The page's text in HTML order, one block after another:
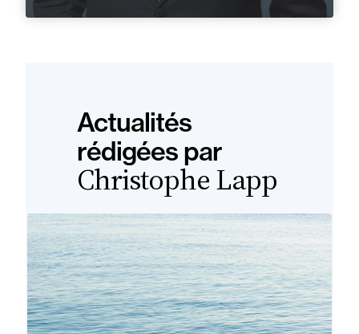
Actualités
rédigées par
Christophe Lapp